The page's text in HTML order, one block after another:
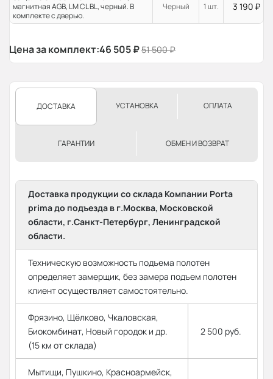
магнитная AGB, LM CL BL, черный. В
комплекте с дверью.
Черный 1 шт. 3 190 ₽
Цена за комплект:46 505₽51 500₽
ДОСТАВКА УСТАНОВКА ОПЛАТА
ГАРАНТИИ ОБМЕН И ВОЗВРАТ
Доставка продукции со склада Компании Porta
prima до подъезда в г.Москва, Московской
области, г.Санкт-Петербург, Ленинградской
области.
Техническую возможность подъема полотен
определяет замерщик, без замера подъем полотен
клиент осуществляет самостоятельно.
Фрязино, Щёлково, Чкаловская,
Биокомбинат, Новый городок и др.
(15 км от склада)
2 500 руб.
Мытищи, Пушкино, Красноармейск,